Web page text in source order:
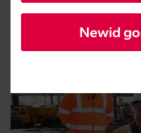
Newid
Maint BBaCh
Dros £1